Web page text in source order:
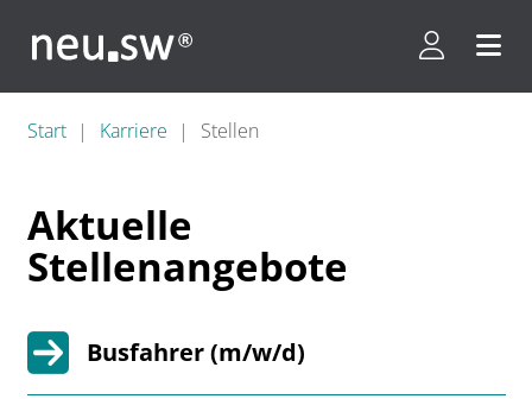
Start Karriere Stellen
Aktuelle
Stellenangebote
Busfahrer (m/w/d)